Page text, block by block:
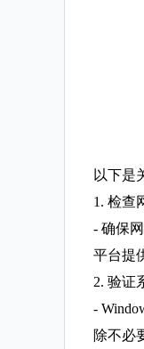
以下是
1. 检查
- 确保
平台提
2. 验证
-
除不必